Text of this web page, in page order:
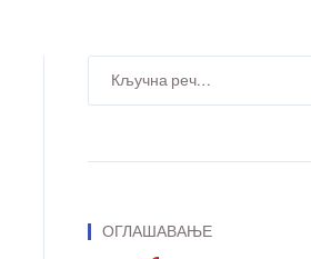
ОГЛАШАВАЊЕ